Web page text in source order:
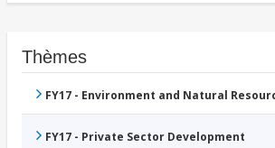
Thèmes
FY17 - Environment and Natural
FY17 - Private Sector Development